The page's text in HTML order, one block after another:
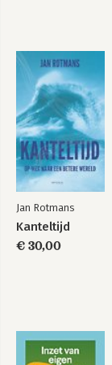
Jan Rotmans
Kanteltijd
€ 30,00